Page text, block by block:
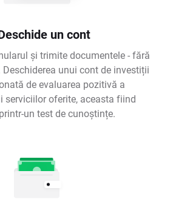
un cont
și trimite documentele - fără
unui cont de investiții
de evaluarea pozitivă a
oferite, aceasta fiind
un test de cunoștințe.